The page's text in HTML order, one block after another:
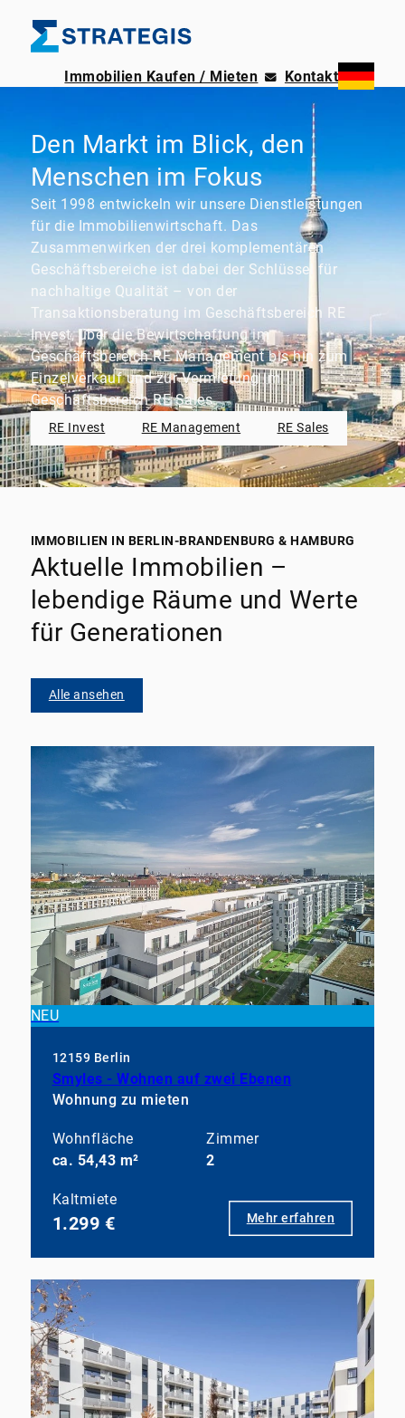
Immobilien Kaufen / Mieten Kontakt
Den Markt im Blick, den
Menschen im Fokus
Seit 1998 entwickeln wir unsere Dienstleistungen
für die Immobilienwirtschaft. Das
Zusammenwirken der drei komplementären
Geschäftsbereiche ist dabei der Schlüssel für
nachhaltige Qualität – von der
Transaktionsberatung im Geschäftsbereich RE
Invest, über die Bewirtschaftung im
Geschäftsbereich RE Management bis hin zum
Einzelverkauf und zur Vermietung im
Geschäftsbereich RE Sales.
RE Invest RE Management RE Sales
IMMOBILIEN IN BERLIN-BRANDENBURG & HAMBURG
Aktuelle Immobilien –
lebendige Räume und Werte
für Generationen
Alle ansehen
NEU
12159 Berlin
Smyles - Wohnen auf zwei Ebenen
Wohnung zu mieten
Wohnfläche
ca. 54,43 m²
Zimmer
2
Kaltmiete
1.299 € Mehr erfahren